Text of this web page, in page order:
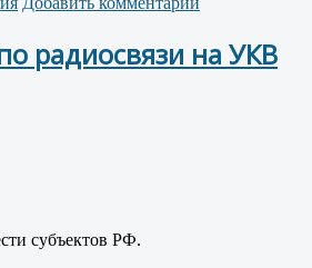
радиосвязи на УКВ
субъектов РФ.